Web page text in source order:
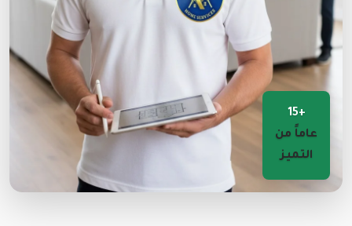
+15
عاماً من
التميز